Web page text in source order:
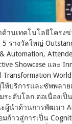
านเทคโนโลยีโครง
รางวัลใหญ่
Showcase และ
Transformation
ห้บริการและซัพพลาย
ะดับโลก ต่อเนื่องเป็
ผู้นำด้านการพัฒนา
ก้าวสู่การเป็น